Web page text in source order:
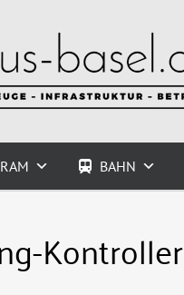
BAHN
Kontroller